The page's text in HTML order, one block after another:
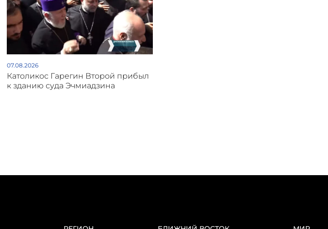
07.08.2026
Католикос Гарегин Второй прибыл
к зданию суда Эчмиадзина